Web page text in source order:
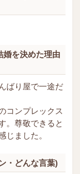
婚を決めた理由
ばり屋で一途だ
コンプレックス
。尊敬できると
じました。
・どんな言葉)